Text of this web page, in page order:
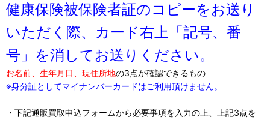
健康保険被保険者証のコピーをお送り
いただく際、カード右上「記号、番
号」を消してお送りください。
お名前、生年月日、現住所地の3点が確認できるもの
※身分証としてマイナンバーカードはご利用頂けません。
・下記通販買取申込フォームから必要事項を入力の上、上記3点を